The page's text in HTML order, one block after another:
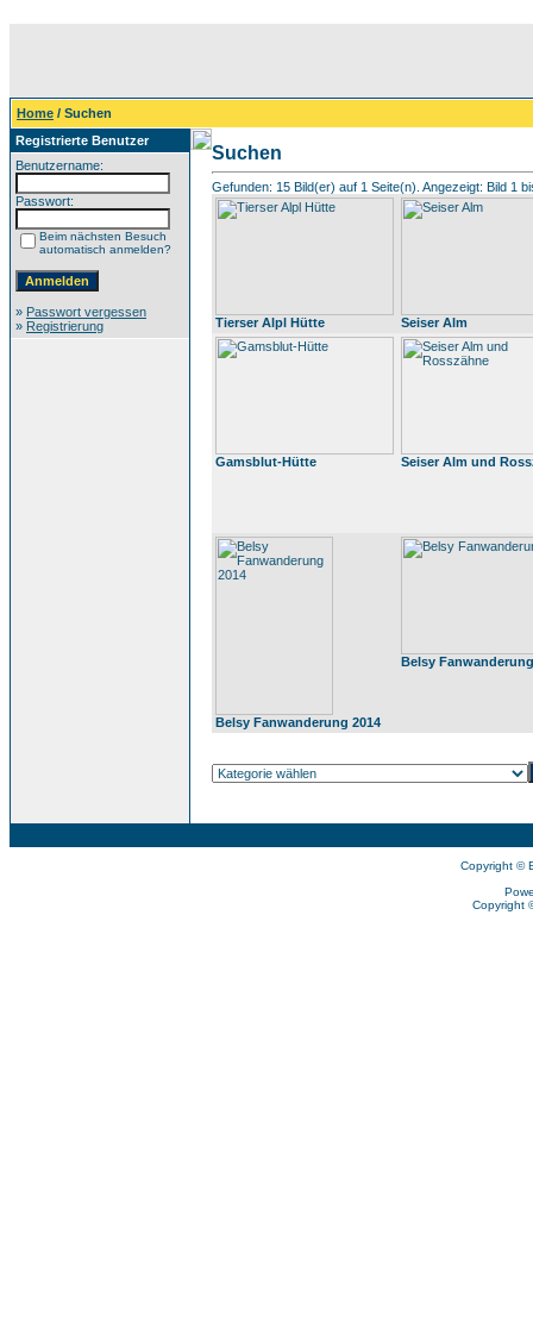
Home / Suchen
Registrierte Benutzer
Benutzername:
Passwort:
Beim nächsten Besuch
automatisch anmelden?
» Passwort vergessen
» Registrierung
Suchen
Gefunden: 15 Bild(er) auf 1 Seite(n). Angezeigt: Bild 1
Tierser Alpl Hütte Seiser Alm
Gamsblut-Hütte Seiser Alm und
Belsy Fanwanderung 2014
Belsy
Copyright ©
Copyright